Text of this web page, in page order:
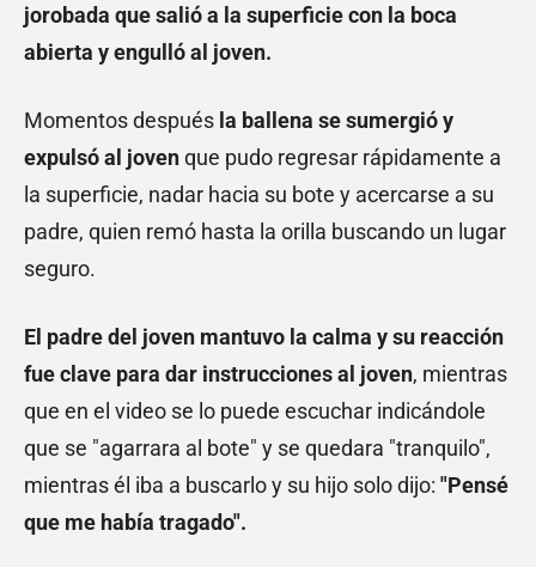
jorobada que salió a la superficie con la boca
abierta y engulló al joven.
Momentos después la ballena se sumergió y
expulsó al jovenque pudo regresar rápidamente a
la superficie, nadar hacia su bote y acercarse a su
padre, quien remó hasta la orilla buscando un lugar
seguro.
El padre del joven mantuvo la calma y su reacción
fue clave para dar instrucciones al joven, mientras
que en el video se lo puede escuchar indicándole
que se "agarrara al bote" y se quedara "tranquilo",
mientras él iba a buscarlo y su hijo solo dijo: "Pensé
que me había tragado".